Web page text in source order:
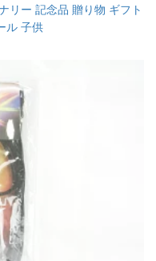
リー 記念品 贈り物 ギフト
ル 子供